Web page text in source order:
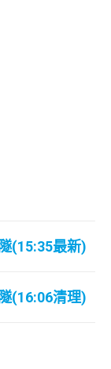
(15:35最新)
(16:06清理)